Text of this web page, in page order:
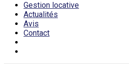
Gestion locative
Actualités
Avis
Contact